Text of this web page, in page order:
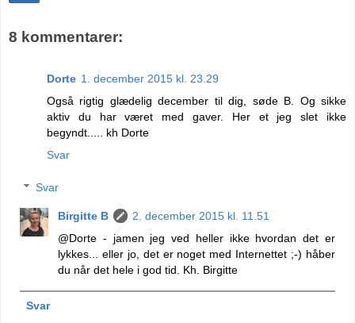
8 kommentarer:
Dorte 1. december 2015 kl. 23.29
Også rigtig glædelig december til dig, søde B. Og sikke
aktiv du har været med gaver. Her et jeg slet ikke
begyndt..... kh Dorte
Svar
Svar
Birgitte B
2. december 2015 kl. 11.51
@Dorte - jamen jeg ved heller ikke hvordan det er
lykkes... eller jo, det er noget med Internettet ;-) håber
du når det hele i god tid. Kh. Birgitte
Svar